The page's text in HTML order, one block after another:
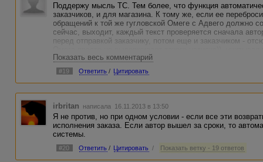
Мне важно,
текстов, а сразу
Поддержу мысль ТС. Тем более, что функция
заказчиков, и для магазина. К тому же, если ее
обращений к той же гугловской Омеге с Адвего должно
сейчас, выходит, каждый текст проверяется сначала
перед отправкой заказчику, потом еще и заказчиком -
чего-то не знать и где-то ошибаться..)
Показать весь комментарий
#19 Ответить / Цитировать
irbritan написала 16.11.2013 в 13:50
Я не против, но при одном условии - если все эти
исполнения заказа. Если автор вышел за сроки, то
системы.
#20 Ответить / Цитировать / Показать ветку - 19 ответов